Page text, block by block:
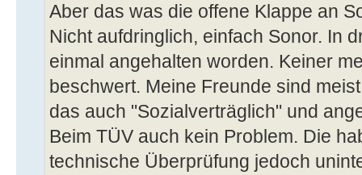
Aber das was die offene Klappe an
Nicht aufdringlich, einfach Sonor. In
einmal angehalten worden. Keiner
beschwert. Meine Freunde sind
das auch "Sozialverträglich" und
Beim TÜV auch kein Problem. Die
technische Überprüfung jedoch